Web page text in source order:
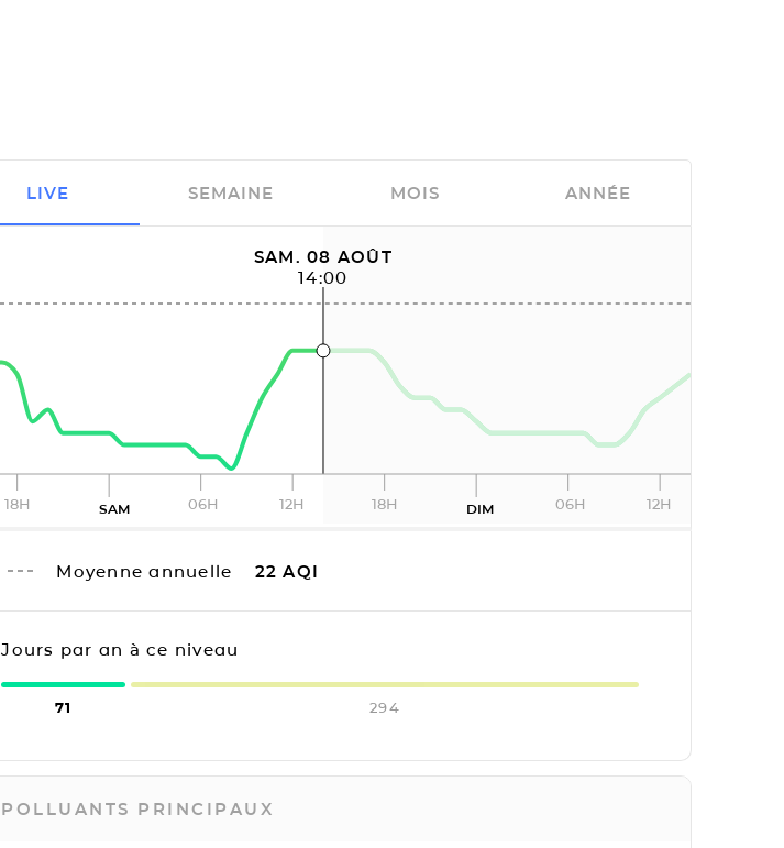
SAM. 08 AOÛT
14:00
18H SAM 06H 12H 18H DIM 06H 12H
Moyenne annuelle 22 AQI
Jours par an à ce niveau
71 294
POLLUANTS PRINCIPAUX
LIVE SEMAINE MOIS ANNÉE